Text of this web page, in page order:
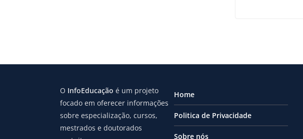
O InfoEducação é um projeto
focado em oferecer informações
sobre especialização, cursos,
mestrados e doutorados
Home
Politica de Privacidade
Sobre nós